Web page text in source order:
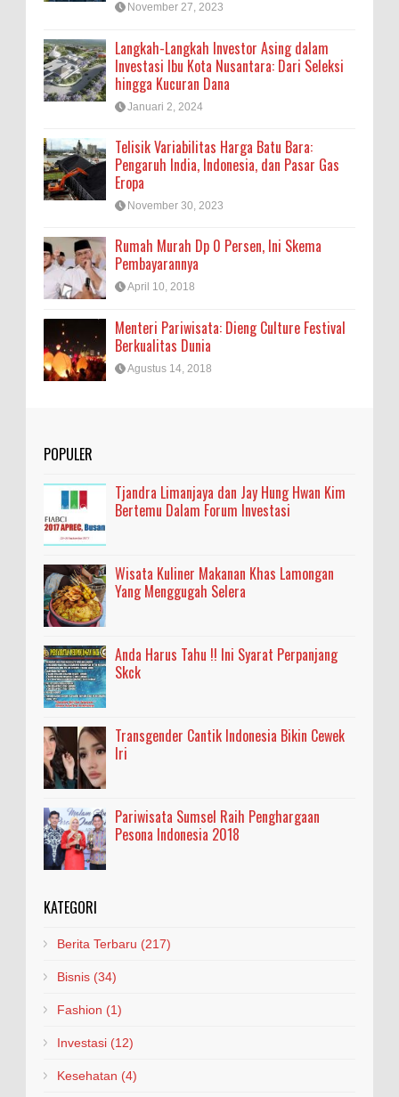
November 27, 2023
Langkah-Langkah Investor Asing dalam
Investasi Ibu Kota Nusantara: Dari Seleksi
hingga Kucuran Dana
Januari 2, 2024
Telisik Variabilitas Harga Batu Bara:
Pengaruh India, Indonesia, dan Pasar Gas
Eropa
November 30, 2023
Rumah Murah Dp 0 Persen, Ini Skema
Pembayarannya
April 10, 2018
Menteri Pariwisata: Dieng Culture Festival
Berkualitas Dunia
Agustus 14, 2018
POPULER
Tjandra Limanjaya dan Jay Hung Hwan Kim
Bertemu Dalam Forum Investasi
Wisata Kuliner Makanan Khas Lamongan
Yang Menggugah Selera
Anda Harus Tahu !! Ini Syarat Perpanjang
Skck
Transgender Cantik Indonesia Bikin Cewek
Iri
Pariwisata Sumsel Raih Penghargaan
Pesona Indonesia 2018
KATEGORI
Berita Terbaru (217)
Bisnis (34)
Fashion (1)
Investasi (12)
Kesehatan (4)